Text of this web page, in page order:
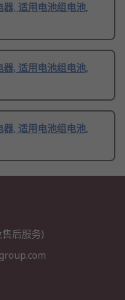
, 适用电池组电池,
, 适用电池组电池,
, 适用电池组电池,
后服务)